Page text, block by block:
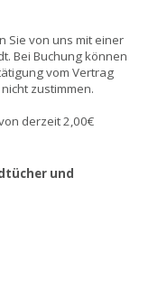
Sie von uns mit einer
Bei Buchung können
vom Vertrag
zustimmen.
derzeit 2,00€
und